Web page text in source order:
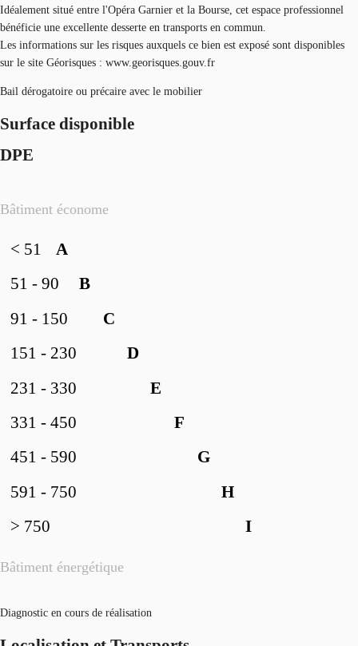
Idéalement situé entre l'Opéra Garnier et la Bourse, cet espace professionnel
bénéficie une excellente desserte en transports en commun.
Les informations sur les risques auxquels ce bien est exposé sont disponibles
sur le site Géorisques : www.georisques.gouv.fr
Bail dérogatoire ou précaire avec le mobilier
Surface disponible
DPE
Bâtiment économe
Bâtiment énergétique
A
< 51
B
51 - 90
C
91 - 150
D
151 - 230
E
231 - 330
F
331 - 450
G
451 - 590
H
591 - 750
I
> 750
Diagnostic en cours de réalisation